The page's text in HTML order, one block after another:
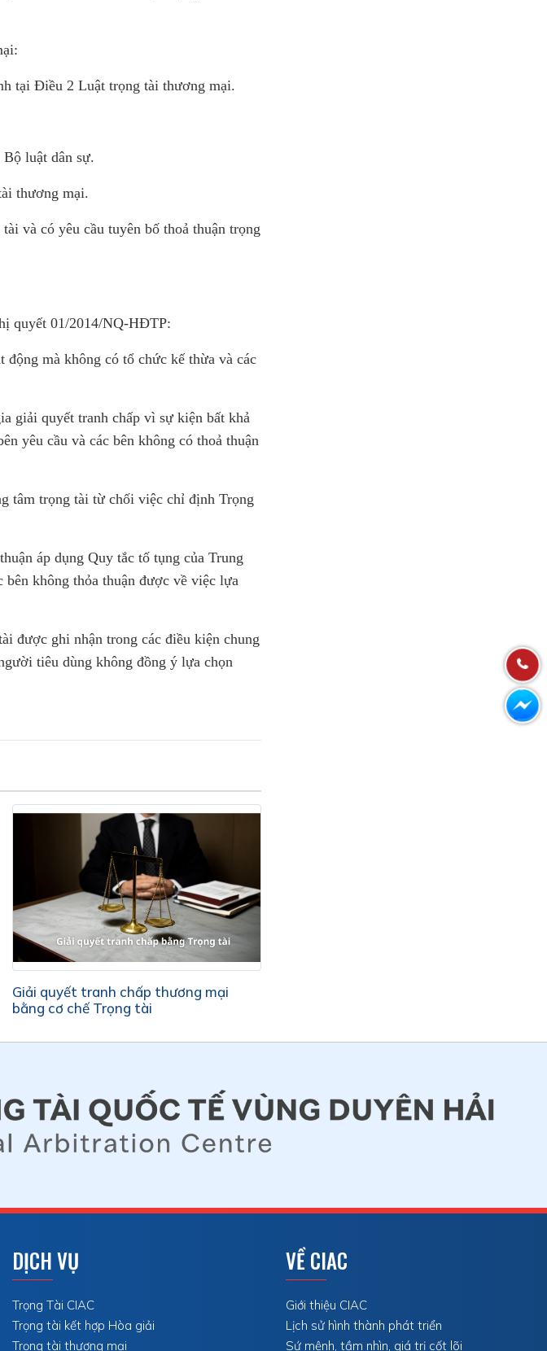
tại Điều 2 Luật trọng tài thương mại.
luật dân sự.
thương mại.
và có yêu cầu tuyên bố thoả thuận trọng
quyết 01/2014/NQ-HĐTP:
động mà không có tổ chức kế thừa và các
giải quyết tranh chấp vì sự kiện bất khả
yêu cầu và các bên không có thoả thuận
tâm trọng tài từ chối việc chỉ định Trọng
áp dụng Quy tắc tố tụng của Trung
bên không thỏa thuận được về việc lựa
được ghi nhận trong các điều kiện chung
tiêu dùng không đồng ý lựa chọn
Giải quyết tranh chấp thương mại
bằng cơ chế Trọng tài
DỊCH VỤ
Trọng Tài CIAC
Trọng tài kết hợp Hòa giải
Trọng tài thương mại
VỀ CIAC
Giới thiệu CIAC
Lịch sử hình thành phát triển
Sứ mệnh, tầm nhìn, giá trị cốt lõi